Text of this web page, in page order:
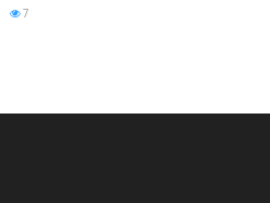
7